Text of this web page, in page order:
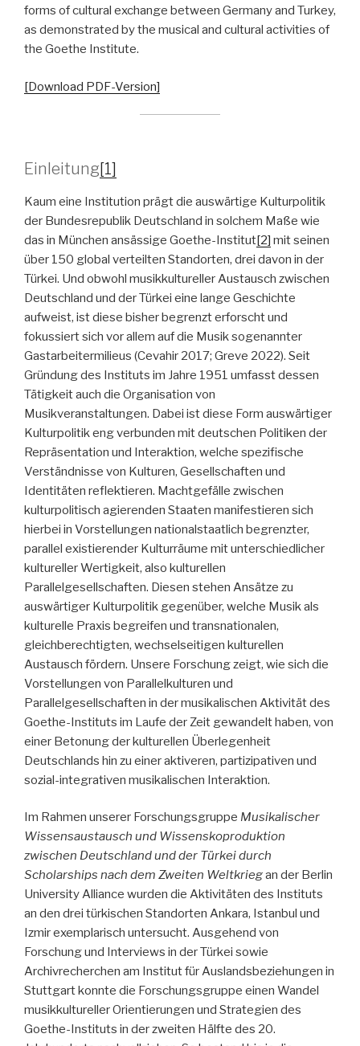
forms of cultural exchange between Germany and Turkey,
as demonstrated by the musical and cultural activities of
the Goethe Institute.
[Download PDF-Version]
Einleitung[1]
Kaum eine Institution prägt die auswärtige Kulturpolitik
der Bundesrepublik Deutschland in solchem Maße wie
das in München ansässige Goethe-Institut[2] mit seinen
über 150 global verteilten Standorten, drei davon in der
Türkei. Und obwohl musikkultureller Austausch zwischen
Deutschland und der Türkei eine lange Geschichte
aufweist, ist diese bisher begrenzt erforscht und
fokussiert sich vor allem auf die Musik sogenannter
Gastarbeitermilieus (Cevahir 2017; Greve 2022). Seit
Gründung des Instituts im Jahre 1951 umfasst dessen
Tätigkeit auch die Organisation von
Musikveranstaltungen. Dabei ist diese Form auswärtiger
Kulturpolitik eng verbunden mit deutschen Politiken der
Repräsentation und Interaktion, welche spezifische
Verständnisse von Kulturen, Gesellschaften und
Identitäten reflektieren. Machtgefälle zwischen
kulturpolitisch agierenden Staaten manifestieren sich
hierbei in Vorstellungen nationalstaatlich begrenzter,
parallel existierender Kulturräume mit unterschiedlicher
kultureller Wertigkeit, also kulturellen
Parallelgesellschaften. Diesen stehen Ansätze zu
auswärtiger Kulturpolitik gegenüber, welche Musik als
kulturelle Praxis begreifen und transnationalen,
gleichberechtigten, wechselseitigen kulturellen
Austausch fördern. Unsere Forschung zeigt, wie sich die
Vorstellungen von Parallelkulturen und
Parallelgesellschaften in der musikalischen Aktivität des
Goethe-Instituts im Laufe der Zeit gewandelt haben, von
einer Betonung der kulturellen Überlegenheit
Deutschlands hin zu einer aktiveren, partizipativen und
sozial-integrativen musikalischen Interaktion.
Im Rahmen unserer Forschungsgruppe Musikalischer
Wissensaustausch und Wissenskoproduktion
zwischen Deutschland und der Türkei durch
Scholarships nach dem Zweiten Weltkriegan der Berlin
University Alliance wurden die Aktivitäten des Instituts
an den drei türkischen Standorten Ankara, Istanbul und
Izmir exemplarisch untersucht. Ausgehend von
Forschung und Interviews in der Türkei sowie
Archivrecherchen am Institut für Auslandsbeziehungen in
Stuttgart konnte die Forschungsgruppe einen Wandel
musikkultureller Orientierungen und Strategien des
Goethe-Instituts in der zweiten Hälfte des 20.